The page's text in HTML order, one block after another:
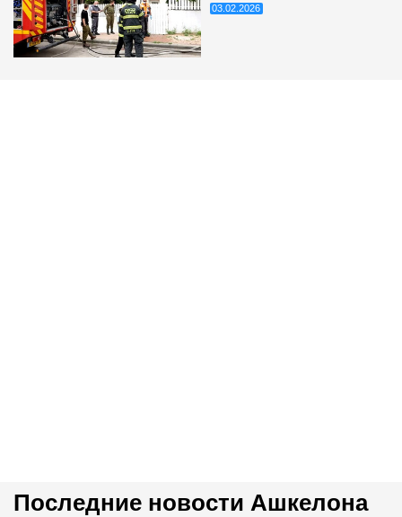
03.02.2026
Последние новости Ашкелона